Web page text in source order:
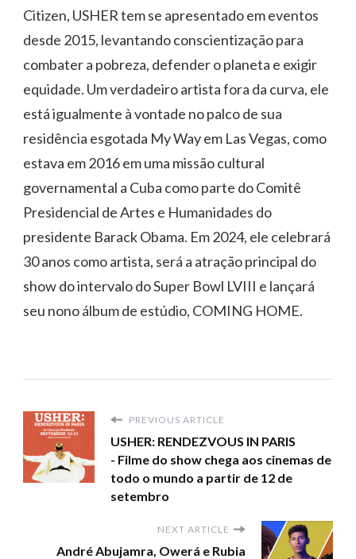
Citizen, USHER tem se apresentado em eventos
desde 2015, levantando conscientização para
combater a pobreza, defender o planeta e exigir
equidade. Um verdadeiro artista fora da curva, ele
está igualmente à vontade no palco de sua
residência esgotada My Way em Las Vegas, como
estava em 2016 em uma missão cultural
governamental a Cuba como parte do Comitê
Presidencial de Artes e Humanidades do
presidente Barack Obama. Em 2024, ele celebrará
30 anos como artista, será a atração principal do
show do intervalo do Super Bowl LVIII e lançará
seu nono álbum de estúdio, COMING HOME.
PREVIOUS ARTICLE
USHER: RENDEZVOUS IN PARIS
- Filme do show chega aos cinemas de
todo o mundo a partir de 12 de
setembro
NEXT ARTICLE
André Abujamra, Owerá e Rubia